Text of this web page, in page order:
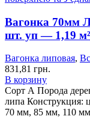
Вагонка 70мм
шт. уп — 1,19 м²
Вагонка липовая,
831,81 грн.
В корзину
Сорт А Порода
липа Конструкция:
70 мм, 85 мм, 110